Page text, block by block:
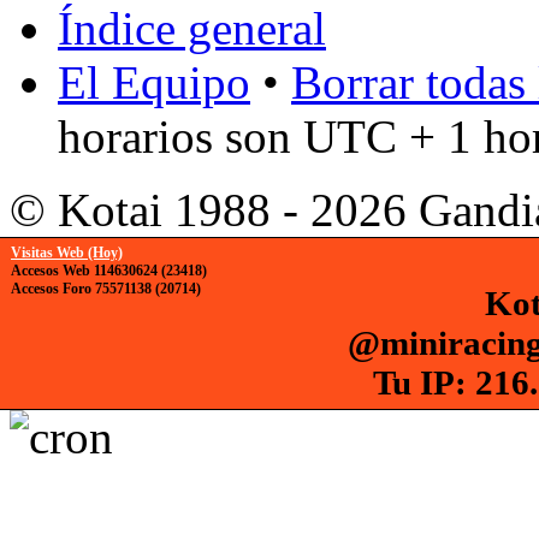
Índice general
El Equipo • Borrar
horarios son UTC + 1
© Kotai 1988 - 2026
Visitas Web (Hoy)
Accesos Web 114630624 (23418)
Accesos Foro 75571138 (20714)
Tu IP: